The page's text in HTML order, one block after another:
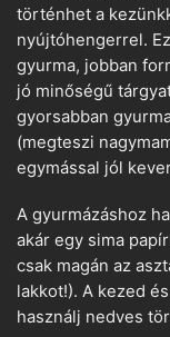
történhet a
nyújtóhengerrel.
gyurma, jobban
jó minőségű
gyorsabban
(megteszi
egymással jól
A gyurmázáshoz
akár egy sima
csak magán az
lakkot!). A kezed
használj nedves